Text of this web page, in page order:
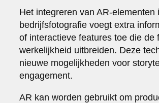
Het integreren van AR-elementen
bedrijfsfotografie voegt extra
of interactieve features toe die de
werkelijkheid uitbreiden. Deze
nieuwe mogelijkheden voor
engagement.
AR kan worden gebruikt om